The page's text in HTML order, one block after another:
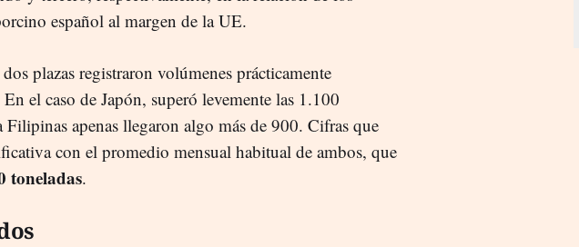
español al margen de la UE.
plazas registraron volúmenes prácticamente
el caso de Japón, superó levemente las 1.100
Filipinas apenas llegaron algo más de 900. Cifras que
con el promedio mensual habitual de ambos, que
toneladas.